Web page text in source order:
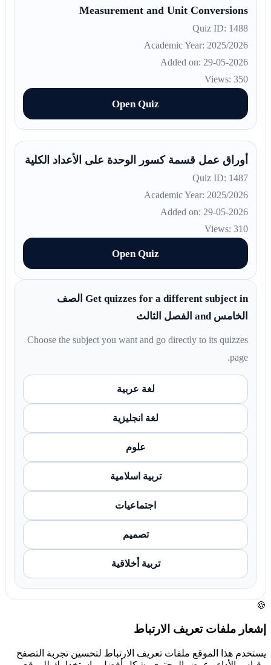
Measurement and Unit Conversions
Quiz ID: 1488
Academic Year: 2025/2026
Added on: 29-05-2026
Views: 350
Open Quiz
أوراق عمل قسمة كسور الوحدة على الأعداد الكلية
Quiz ID: 1487
Academic Year: 2025/2026
Added on: 29-05-2026
Views: 310
Open Quiz
Get quizzes for a different subject in الصف
الخامس and الفصل الثالث
Choose the subject you want and go directly to its quizzes
page.
لغة عربية
لغة انجليزية
علوم
تربية اسلامية
اجتماعيات
تصميم
تربية أخلاقية
🍪
إشعار ملفات تعريف الارتباط
يستخدم هذا الموقع ملفات تعريف الارتباط لتحسين تجربة التصفح